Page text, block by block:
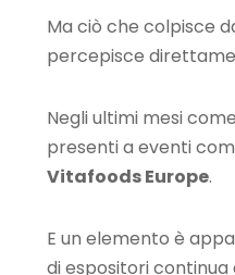
Ma ciò che colpisce
percepisce
Negli ultimi mesi
presenti a eventi
Vitafoods Europe.
E un elemento è
di espositori